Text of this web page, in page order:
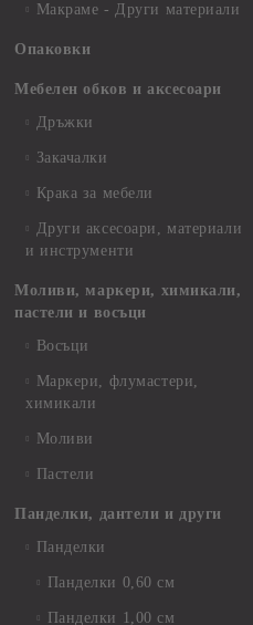
Макраме - Други материали
Опаковки
Мебелен обков и аксесоари
Дръжки
Закачалки
Крака за мебели
Други аксесоари, материали
и инструменти
Моливи, маркери, химикали,
пастели и восъци
Восъци
Маркери, флумастери,
химикали
Моливи
Пастели
Панделки, дантели и други
Панделки
Панделки 0,60 см
Панделки 1,00 см